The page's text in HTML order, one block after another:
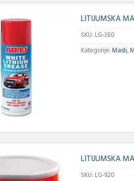
LITIJUMSKA
SKU: LG-380
Kategorije:Masti,
LITIJUMSKA
SKU: LG-920